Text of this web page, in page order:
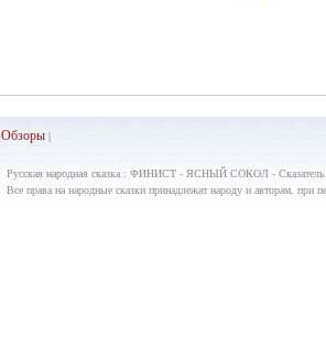
Обзоры|
Русская народная сказка : ФИНИСТ - ЯСНЫЙ СОКОЛ -
Все права на народные сказки принадлежат народу и авторам, при